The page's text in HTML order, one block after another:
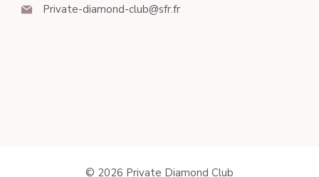
Private-diamond-club@sfr.fr
© 2026 Private Diamond Club